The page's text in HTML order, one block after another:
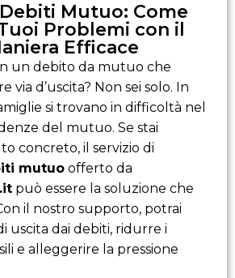
Mutuo: Come
Problemi con il
Efficace
un debito da mutuo che
via d’uscita? Non sei solo. In
si trovano in difficoltà nel
del mutuo. Se stai
concreto, il servizio di
mutuo offerto da
può essere la soluzione che
il nostro supporto, potrai
uscita dai debiti, ridurre i
e alleggerire la pressione